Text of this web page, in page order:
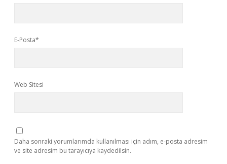
E-Posta*
Web Sitesi
Daha sonraki yorumlarımda kullanılması için adım, e-posta adresim
ve site adresim bu tarayıcıya kaydedilsin.